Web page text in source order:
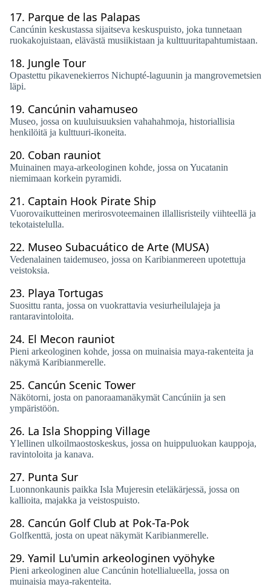
17. Parque de las Palapas
Cancúnin keskustassa sijaitseva keskuspuisto, joka tunnetaan
ruokakojuistaan, elävästä musiikistaan ​​ja kulttuuritapahtumistaan.
18. Jungle Tour
Opastettu pikavenekierros Nichupté-laguunin ja mangrovemetsien
läpi.
19. Cancúnin vahamuseo
Museo, jossa on kuuluisuuksien vahahahmoja, historiallisia
henkilöitä ja kulttuuri-ikoneita.
20. Coban rauniot
Muinainen maya-arkeologinen kohde, jossa on Yucatanin
niemimaan korkein pyramidi.
21. Captain Hook Pirate Ship
Vuorovaikutteinen merirosvoteemainen illallisristeily viihteellä ja
tekotaistelulla.
22. Museo Subacuático de Arte (MUSA)
Vedenalainen taidemuseo, jossa on Karibianmereen upotettuja
veistoksia.
23. Playa Tortugas
Suosittu ranta, jossa on vuokrattavia vesiurheilulajeja ja
rantaravintoloita.
24. El Mecon rauniot
Pieni arkeologinen kohde, jossa on muinaisia ​​maya-rakenteita ja
näkymä Karibianmerelle.
25. Cancún Scenic Tower
Näkötorni, josta on panoraamanäkymät Cancúniin ja sen
ympäristöön.
26. La Isla Shopping Village
Ylellinen ulkoilmaostoskeskus, jossa on huippuluokan kauppoja,
ravintoloita ja kanava.
27. Punta Sur
Luonnonkaunis paikka Isla Mujeresin eteläkärjessä, jossa on
kallioita, majakka ja veistospuisto.
28. Cancún Golf Club at Pok-Ta-Pok
Golfkenttä, josta on upeat näkymät Karibianmerelle.
29. Yamil Lu'umin arkeologinen vyöhyke
Pieni arkeologinen alue Cancúnin hotellialueella, jossa on
muinaisia ​​maya-rakenteita.